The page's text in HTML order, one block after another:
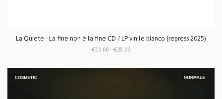
La Quiete - La fine non è la fine CD / LP vinile bianco (repress 2025)
€10.00 - €25.00